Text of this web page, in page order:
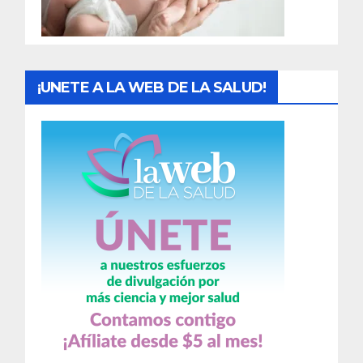
¡UNETE A LA WEB DE LA SALUD!